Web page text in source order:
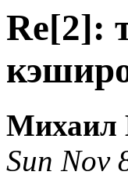
Re[2]:
Михаил
Sun Nov